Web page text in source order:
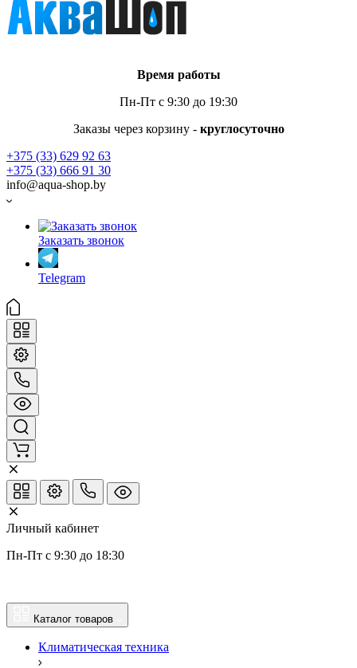
Время работы
Пн-Пт с 9:30 до 19:30
Заказы через корзину - круглосуточно
+375 (33) 629 92 63
+375 (33) 666 91 30
info@aqua-shop.by
Заказать звонок
Telegram
Личный кабинет
Пн-Пт с 9:30 до 18:30
Каталог товаров
Климатическая техника